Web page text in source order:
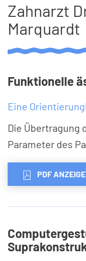
Zahnarzt
Marquardt
Funktionelle
Eine
Die Übertragung
Parameter des
PDF